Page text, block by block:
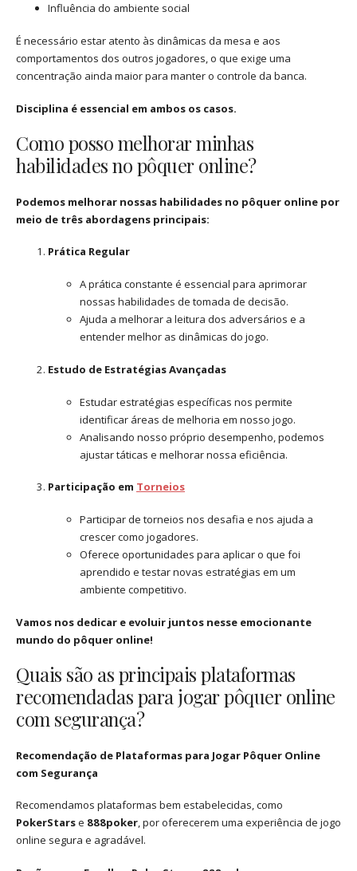
Influência do ambiente social
É necessário estar atento às dinâmicas da mesa e aos
comportamentos dos outros jogadores, o que exige uma
concentração ainda maior para manter o controle da banca.
Disciplina é essencial em ambos os casos.
Como posso melhorar minhas
habilidades no pôquer online?
Podemos melhorar nossas habilidades no pôquer online por
meio de três abordagens principais:
Prática Regular
A prática constante é essencial para aprimorar
nossas habilidades de tomada de decisão.
Ajuda a melhorar a leitura dos adversários e a
entender melhor as dinâmicas do jogo.
Estudo de Estratégias Avançadas
Estudar estratégias específicas nos permite
identificar áreas de melhoria em nosso jogo.
Analisando nosso próprio desempenho, podemos
ajustar táticas e melhorar nossa eficiência.
Participação em Torneios
Participar de torneios nos desafia e nos ajuda a
crescer como jogadores.
Oferece oportunidades para aplicar o que foi
aprendido e testar novas estratégias em um
ambiente competitivo.
Vamos nos dedicar e evoluir juntos nesse emocionante
mundo do pôquer online!
Quais são as principais plataformas
recomendadas para jogar pôquer online
com segurança?
Recomendação de Plataformas para Jogar Pôquer Online
com Segurança
Recomendamos plataformas bem estabelecidas, como
PokerStarse 888poker, por oferecerem uma experiência de jogo
online segura e agradável.